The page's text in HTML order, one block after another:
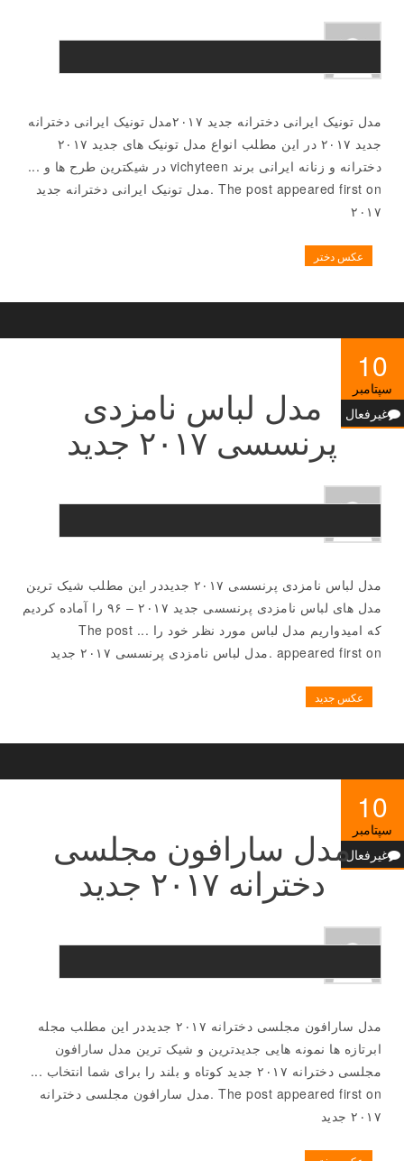
مدل تونیک ایرانی دخترانه جدید ۲۰۱۷مدل تونیک ایرانی دخترانه
جدید ۲۰۱۷ در این مطلب انواع مدل تونیک های جدید ۲۰۱۷
دخترانه و زنانه ایرانی برند vichyteen در شیکترین طرح ها و ...
The post appeared first on .مدل تونیک ایرانی دخترانه جدید
۲۰۱۷
عکس دختر
10
سپتامبر
غیرفعال
مدل لباس نامزدی
پرنسسی ۲۰۱۷ جدید
مدل لباس نامزدی پرنسسی ۲۰۱۷ جدیددر این مطلب شیک ترین
مدل های لباس نامزدی پرنسسی جدید ۲۰۱۷ – ۹۶ را آماده کردیم
که امیدواریم مدل لباس مورد نظر خود را ... The post
appeared first on .مدل لباس نامزدی پرنسسی ۲۰۱۷ جدید
عکس جدید
10
سپتامبر
غیرفعالمدل سارافون مجلسی
دخترانه ۲۰۱۷ جدید
مدل سارافون مجلسی دخترانه ۲۰۱۷ جدیددر این مطلب مجله
ابرتازه ها نمونه هایی جدیدترین و شیک ترین مدل سارافون
مجلسی دخترانه ۲۰۱۷ جدید کوتاه و بلند را برای شما انتخاب ...
The post appeared first on .مدل سارافون مجلسی دخترانه
۲۰۱۷ جدید